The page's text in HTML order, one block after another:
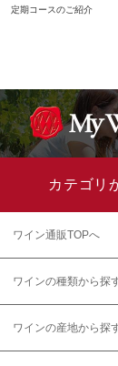
定期コースのご紹介
カテゴリ
ワイン通販TOPへ
ワインの種類から探
ワインの産地から探